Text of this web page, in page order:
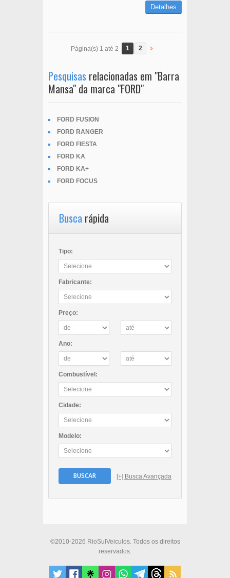
Detalhes
Página(s) 1 até 2 1 2
Pesquisas relacionadas em "Barra
Mansa" da marca "FORD"
FORD FUSION
FORD RANGER
FORD FIESTA
FORD KA
FORD KA+
FORD FOCUS
Busca rápida
Tipo:
Fabricante:
Preço:
Ano:
Combustível:
Cidade:
Modelo:
BUSCAR [+] Busca Avançada
©2010-2026 RioSulVeiculos. Todos os direitos
reservados.